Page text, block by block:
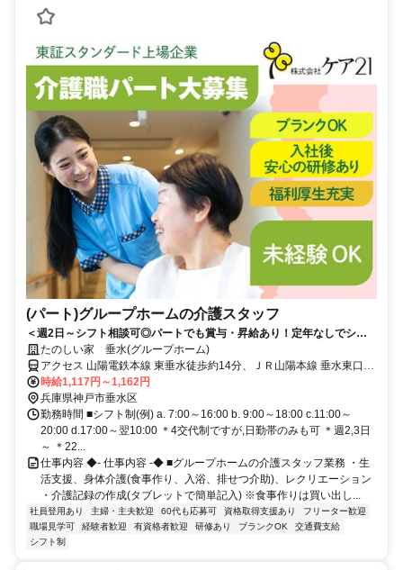
(パート)グループホームの介護スタッフ
＜週2日～シフト相談可◎パートでも賞与・昇給あり！定年なしでシニ
アも活躍中＞東証スタンダード上場企業だから安心。少人数制で一人ひ
とりに寄り添えるグループホーム
たのしい家 垂水(グループホーム)
アクセス 山陽電鉄本線 東垂水徒歩約14分、ＪＲ山陽本線 垂水東口徒
歩約14分、山陽電鉄本線 山陽垂水西側改札口徒歩約15分 JR神戸線
「垂水」駅から徒歩約16分
時給1,117円～1,162円
兵庫県神戸市垂水区
勤務時間 ■シフト制(例) a. 7:00～16:00 b. 9:00～18:00 c.11:00～
20:00 d.17:00～翌10:00 ＊4交代制ですが,日勤帯のみも可 ＊週2,3日
～ ＊22...
仕事内容 ◆- 仕事内容 -◆ ■グループホームの介護スタッフ業務 ・生
活支援、身体介護(食事作り、入浴、排せつ介助)、レクリエーション
・介護記録の作成(タブレットで簡単記入) ※食事作りは買い出し...
社員登用あり 主婦・主夫歓迎 60代も応募可 資格取得支援あり
フリーター歓迎
職場見学可
経験者歓迎 有資格者歓迎 研修あり ブランクOK
交通費支給
シフト制